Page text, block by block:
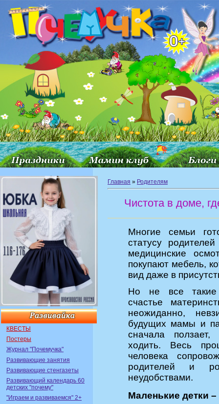
КВЕСТЫ
Постеры
Журнал "Почемучка"
Развивающие занятия
Развивающие стенгазеты
Развивающий календарь 60
детских "почему"
"Играем и развиваемся" 2+
Главная » Родителям
Чистота в доме,
Многие семьи
статусу
медицинские
покупают мебель,
вид даже в
Но не все такие
счастье
неожиданно,
будущих мамы и
сначала
ходить. Весь
человека
родителей и
неудобствами.
Маленькие детки